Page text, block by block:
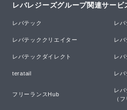
レバレジーズグループ関連サービ
レバテック レバ
レバテッククリエイター レバ
レバテックダイレクト レバ
teratail レバ
フリーランスHub
レバ
（